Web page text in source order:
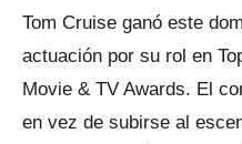
Tom Cruise ganó este
actuación por su rol en
Movie & TV Awards. El
en vez de subirse al